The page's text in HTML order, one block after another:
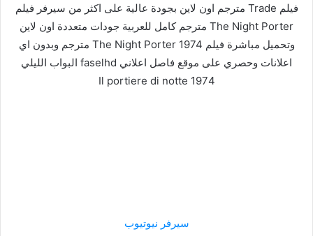
فيلم Trade مترجم اون لاين بجودة عالية على اكثر من سيرفر فيلم
The Night Porter مترجم كامل للعربية جودات متعددة اون لاين
وتحميل مباشرة فيلم The Night Porter 1974 مترجم وبدون اي
اعلانات وحصري على موقع فاصل اعلاني faselhd البواب الليلي
1974 Il portiere di notte
سيرفر نيوتيوب